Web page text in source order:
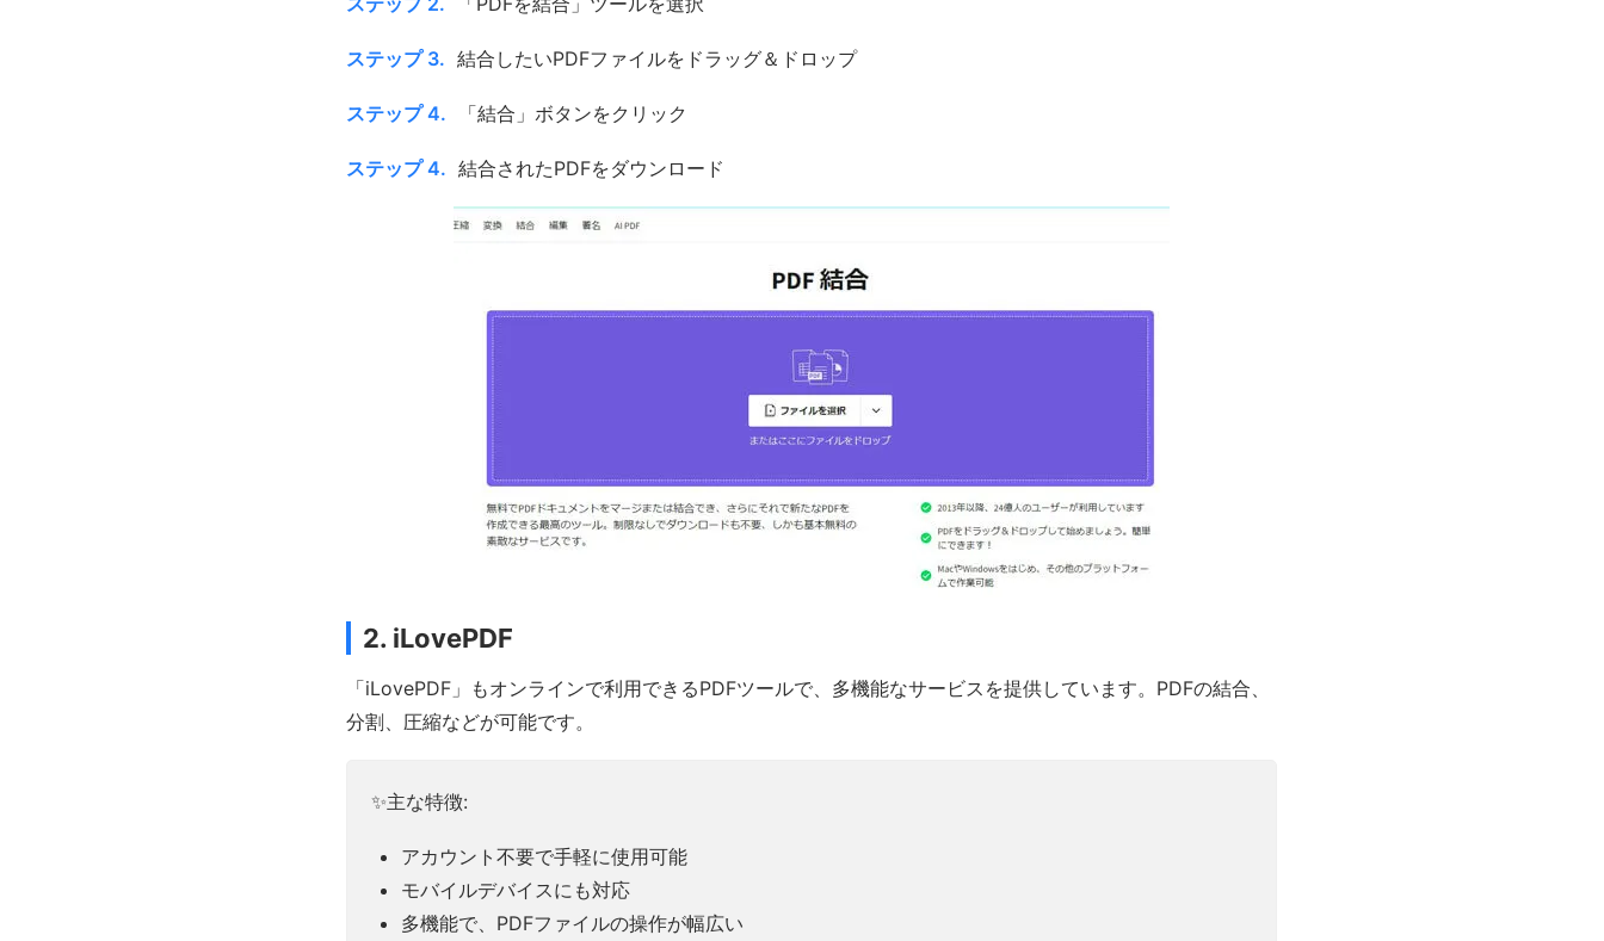
ステップ 3. 結合したいPDFファイルをドラッグ＆ドロップ
ステップ 4. 「結合」ボタンをクリック
ステップ 4. 結合されたPDFをダウンロード
2. iLovePDF
「iLovePDF」もオンラインで利用できるPDFツールで、多機能なサービスを提供しています。PDFの結合、
分割、圧縮などが可能です。
✨主な特徴:
アカウント不要で手軽に使用可能
モバイルデバイスにも対応
多機能で、PDFファイルの操作が幅広い